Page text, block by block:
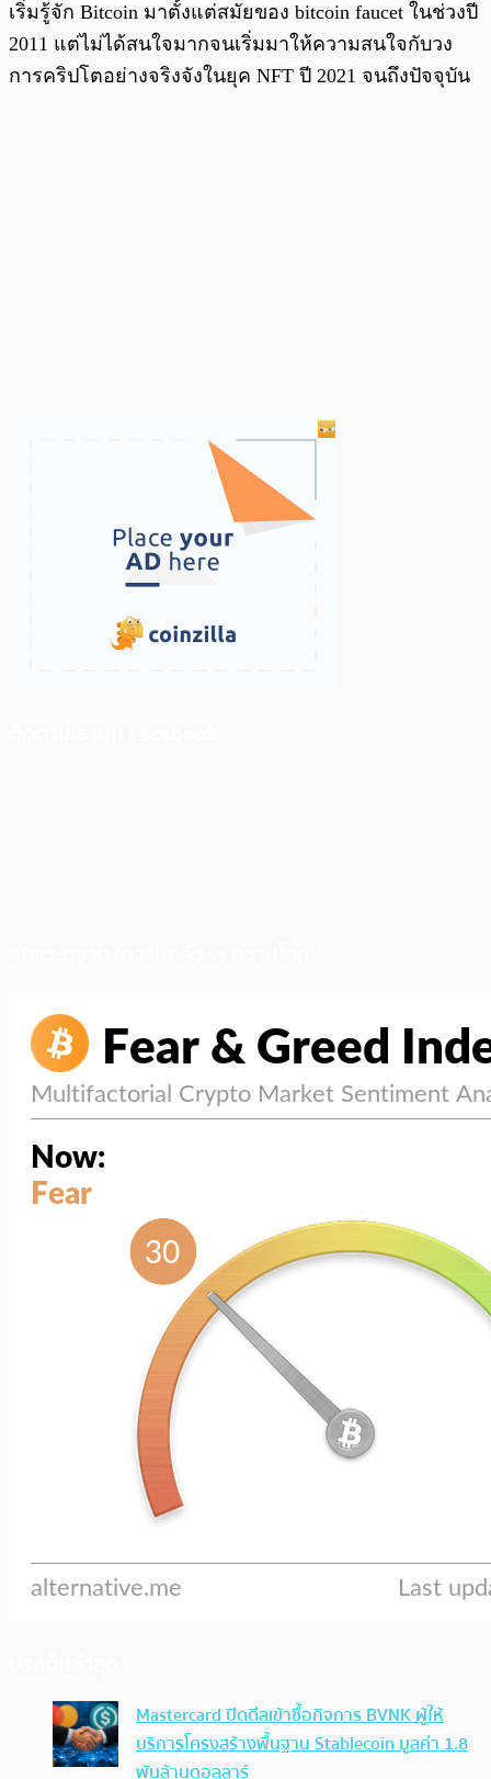
เริ่มรู้จัก Bitcoin มาตั้งแต่สมัยของ bitcoin faucet ในช่วงปี
2011 แต่ไม่ได้สนใจมากจนเริ่มมาให้ความสนใจกับวง
การคริปโตอย่างจริงจังในยุค NFT ปี 2021 จนถึงปัจจุบัน
Mastercard ปิดดีลเข้าซื้อกิจการ BVNK ผู้ให้
บริการโครงสร้างพื้นฐาน Stablecoin มูลค่า 1.8
พันล้านดอลลาร์